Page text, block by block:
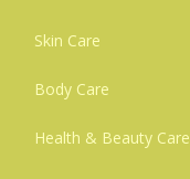
Skin Care
Body Care
Health & Beauty Care